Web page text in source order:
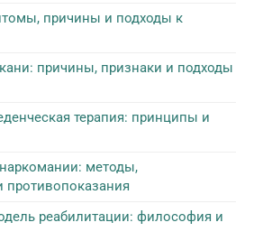
причины и подходы к
причины, признаки и подходы
терапия: принципы и
методы,
противопоказания
реабилитации: философия и